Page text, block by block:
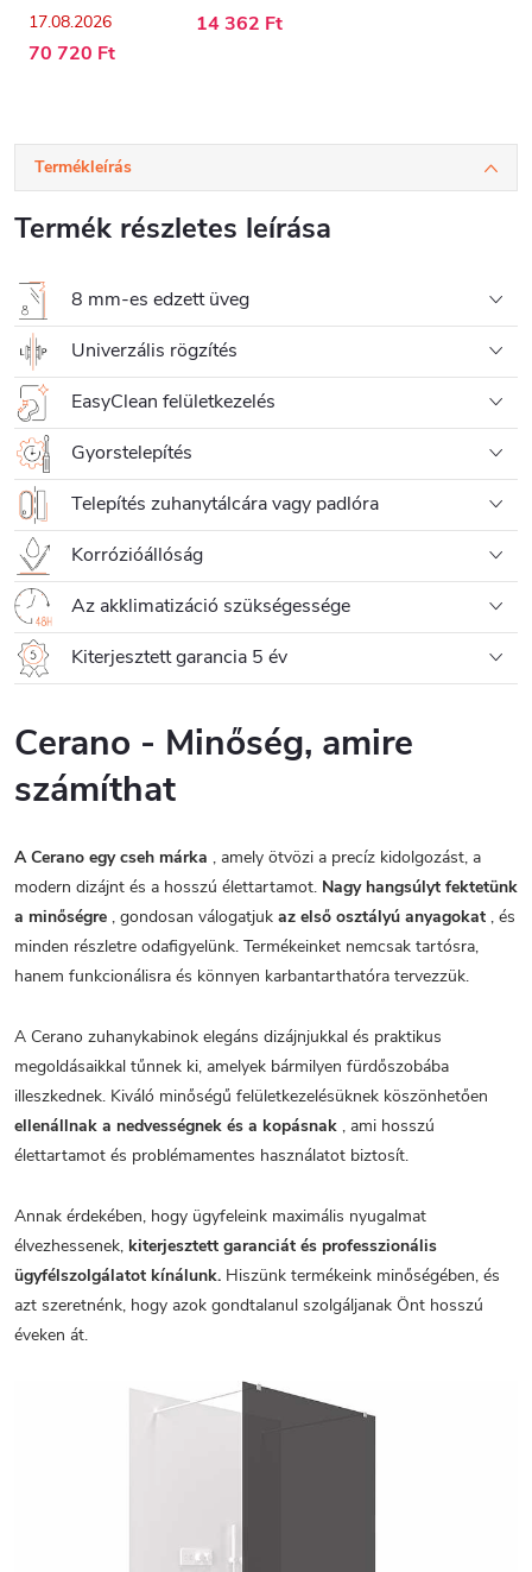
17.08.2026
70 720 Ft
14 362 Ft
Termékleírás
Termék részletes leírása
8 mm-es edzett üveg
Univerzális rögzítés
EasyClean felületkezelés
Gyorstelepítés
Telepítés zuhanytálcára vagy padlóra
Korrózióállóság
Az akklimatizáció szükségessége
Kiterjesztett garancia 5 év
Cerano - Minőség, amire
számíthat
A Cerano egy cseh márka , amely ötvözi a precíz kidolgozást, a
modern dizájnt és a hosszú élettartamot. Nagy hangsúlyt fektetünk
a minőségre , gondosan válogatjuk az első osztályú anyagokat , és
minden részletre odafigyelünk. Termékeinket nemcsak tartósra,
hanem funkcionálisra és könnyen karbantarthatóra tervezzük.
A Cerano zuhanykabinok elegáns dizájnjukkal és praktikus
megoldásaikkal tűnnek ki, amelyek bármilyen fürdőszobába
illeszkednek. Kiváló minőségű felületkezelésüknek köszönhetően
ellenállnak a nedvességnek és a kopásnak , ami hosszú
élettartamot és problémamentes használatot biztosít.
Annak érdekében, hogy ügyfeleink maximális nyugalmat
élvezhessenek, kiterjesztett garanciát és professzionális
ügyfélszolgálatot kínálunk. Hiszünk termékeink minőségében, és
azt szeretnénk, hogy azok gondtalanul szolgáljanak Önt hosszú
éveken át.